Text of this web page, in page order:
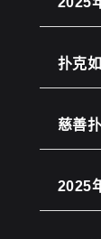
扑克
慈善
2025